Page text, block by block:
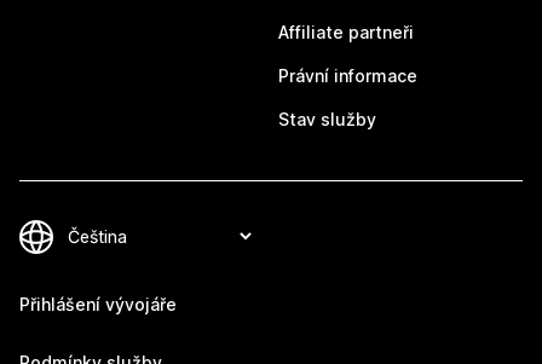
Affiliate partneři
Právní informace
Stav služby
Přihlášení vývojáře